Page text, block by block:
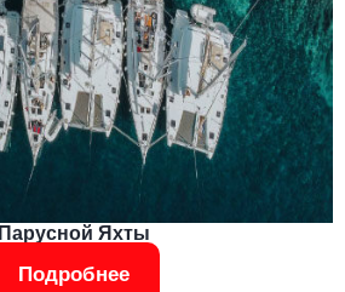
Парусной Яхты
Подробнее